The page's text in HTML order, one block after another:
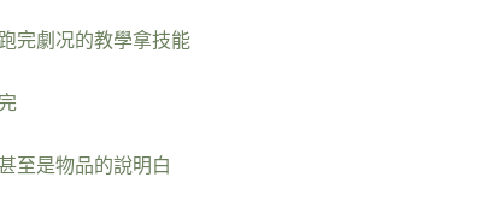
完劇况的教學拿技能
至是物品的說明白